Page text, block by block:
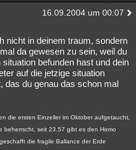
16.09.2004 um 00:07
nicht in deinem traum, sondern
da gewesen zu sein, weil du
befunden hast und dein
auf die jetzige situation
das du genau das schon mal
die ersten Einzeller im Oktober aufgetaucht,
beherrscht, seit 23.57 gibt es den Homo
die fragile Ballance der Erde